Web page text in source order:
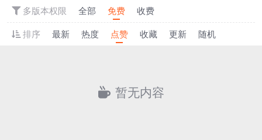
多版本权限
全部 免费
收费
排序
最新 热度 点赞 收藏 更新 随机
暂无内容